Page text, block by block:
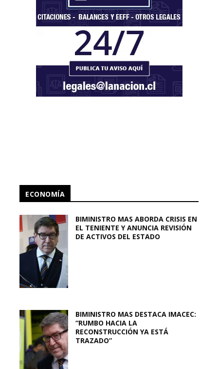
ECONOMÍA
BIMINISTRO MAS ABORDA CRISIS EN
EL TENIENTE Y ANUNCIA REVISIÓN
DE ACTIVOS DEL ESTADO
BIMINISTRO MAS DESTACA IMACEC:
“RUMBO HACIA LA
RECONSTRUCCIÓN YA ESTÁ
TRAZADO”